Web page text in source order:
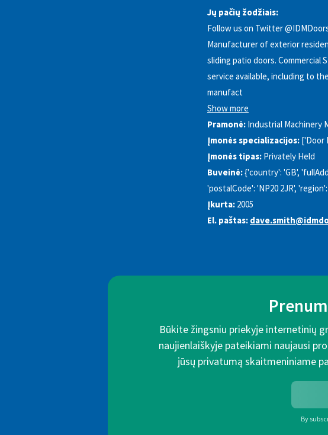
Jų pačių žodžiais:
Follow us on Twitter
Manufacturer of exterior
sliding patio doors. Commercial
service available, including to
manufact
Show more
Pramonė: Industrial Machinery
Įmonės specializacijos: ['Door
Įmonės tipas: Privately Held
Buveinė:{'country': 'GB',
'postalCode': 'NP20 2JR',
Įkurta: 2005
El. paštas:
Būkite žingsniu priekyje internetinių
naujienlaiškyje pateikiami naujausi
jūsų privatumą skaitmeniniame
By